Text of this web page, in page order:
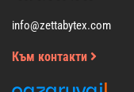
info@zettabytex.com
Към контакти